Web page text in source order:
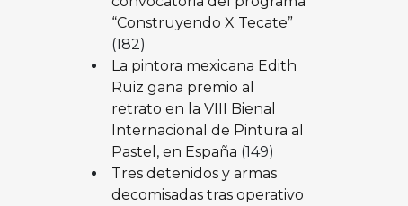
“Construyendo X Tecate”
(182)
La pintora mexicana Edith
Ruiz gana premio al
retrato en la VIII Bienal
Internacional de Pintura al
Pastel, en España (149)
Tres detenidos y armas
decomisadas tras operativo